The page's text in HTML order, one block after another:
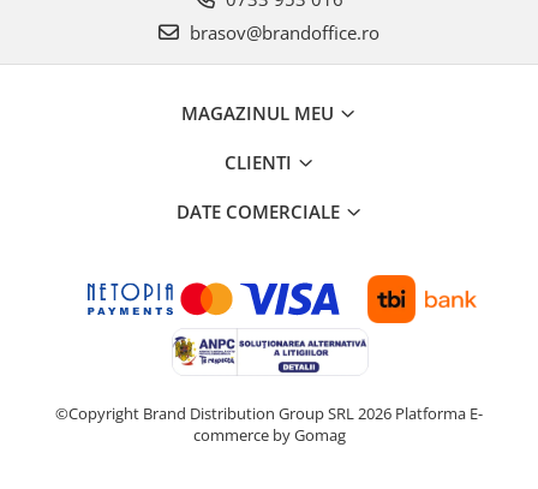
brasov@brandoffice.ro
MAGAZINUL MEU
CLIENTI
DATE COMERCIALE
©Copyright Brand Distribution Group SRL 2026 Platforma E-
commerce by Gomag